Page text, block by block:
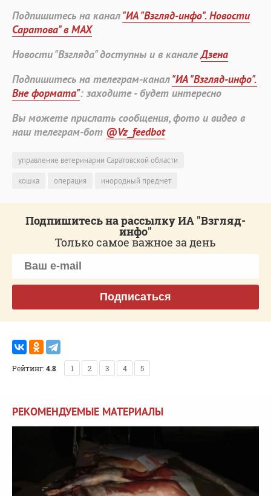
Подпишитесь на канал"ИА "Взгляд-инфо". Новости
Саратова" в MAX
Новости "Взгляда" доступны и в каналеДзена
Подпишитесь на телеграм-канал"ИА "Взгляд-инфо".
Вне формата": заходите - будет интересно
Вы можете прислать сообщения, фото и видео в
наш телеграм-бот @Vz_feedbot
управление ветеринарии Саратовской области
кошка
операция инородный предмет
Подпишитесь на рассылку ИА "Взгляд-
инфо"
Только самое важное за день
Подписаться
Рейтинг:4.8 1 2 3 4 5
РЕКОМЕНДУЕМЫЕ МАТЕРИАЛЫ